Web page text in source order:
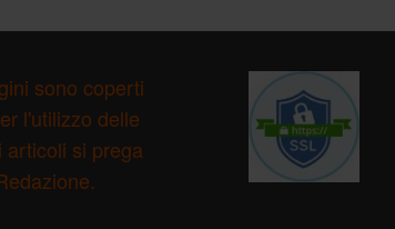
sono coperti
l'utilizzo delle
articoli si prega